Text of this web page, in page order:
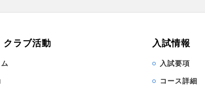
クラブ活動 入試情報
入試要項
コース詳細